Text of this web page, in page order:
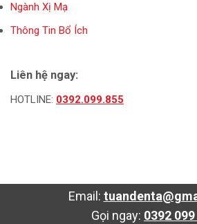
Ngành Xị Mạ
Thông Tin Bổ Ích
Liên hệ ngay:
HOTLINE: 0392.099.855
Email:
Gọi ngay: 0392